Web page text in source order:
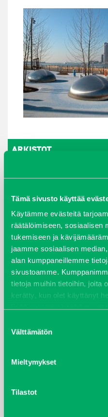
Tämä sivusto käyttää
Käytämme evästeitä
räätälöimiseen, sosiaalisen
tukemiseen ja
jaamme sosiaalisen
alan kumppaneillemme
sivustoamme.
tietoja muihin tietoihin, joita
kerätty, kun olet käyttänyt
valinta
Välttämätön
Mieltymykset
Tilastot
ARKISTOT
elokuu 2024
syyskuu 2023
joulukuu 2022
huhtikuu 2022
helmikuu 2022
kesäkuu 2021
tammikuu 2021